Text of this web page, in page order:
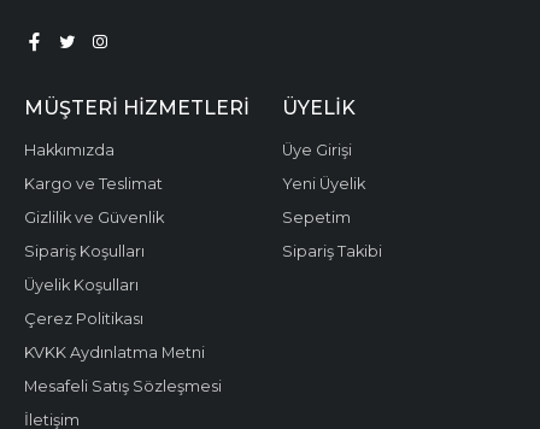
MÜŞTERI HIZMETLERI
Hakkımızda
Kargo ve Teslimat
Gizlilik ve Güvenlik
Sipariş Koşulları
Üyelik Koşulları
Çerez Politikası
KVKK Aydınlatma Metni
Mesafeli Satış Sözleşmesi
İletişim
ÜYELIK
Üye Girişi
Yeni Üyelik
Sepetim
Sipariş Takibi